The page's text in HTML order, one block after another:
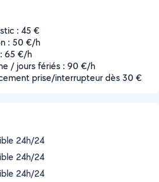
: 45 €
: 50 €/h
65 €/h
/ jours fériés : 90 €/h
prise/interrupteur dès 30 €
24h/24
24h/24
24h/24